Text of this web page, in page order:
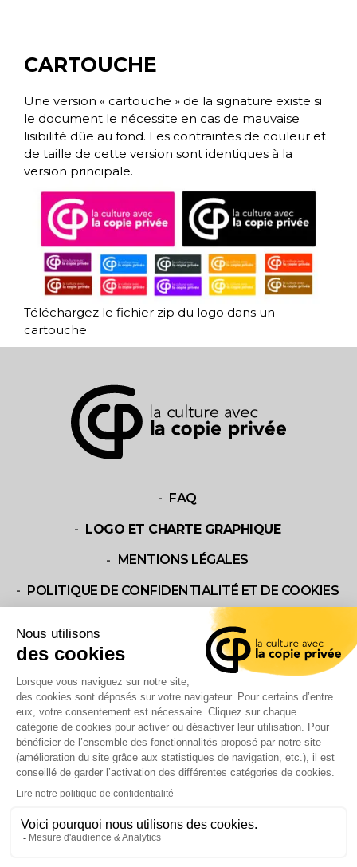
CARTOUCHE
Une version « cartouche » de la signature existe si
le document le nécessite en cas de mauvaise
lisibilité dûe au fond. Les contraintes de couleur et
de taille de cette version sont identiques à la
version principale.
Téléchargez le fichier zip du logo dans un
cartouche
FAQ
LOGO ET CHARTE GRAPHIQUE
MENTIONS LÉGALES
POLITIQUE DE CONFIDENTIALITÉ ET DE COOKIES
NOUS CONTACTER
CONTACT US
QU’EST-CE QUE LA COPIE PRIVÉE?
VOS DEMANDES D’AIDES